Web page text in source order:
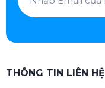
THÔNG TIN LIÊN HỆ